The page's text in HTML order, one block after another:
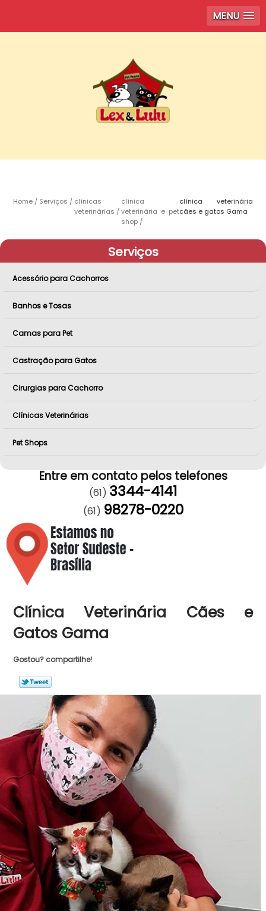
MENU
Home Serviços
clínicas
veterinárias
clínica
veterinária e pet
shop
clínica veterinária
cães e gatos Gama
Serviços
Acessório para Cachorros
Banhos e Tosas
Camas para Pet
Castração para Gatos
Cirurgias para Cachorro
Clínicas Veterinárias
Pet Shops
Entre em contato pelos telefones
(61) 3344-4141
(61) 98278-0220
Clínica Veterinária Cães e
Gatos Gama
Gostou? compartilhe!